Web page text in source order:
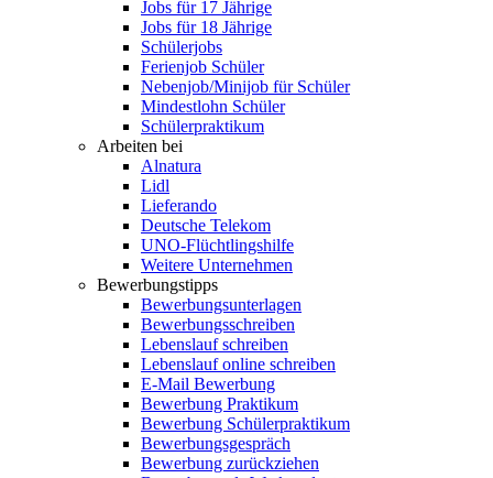
Jobs für 17 Jährige
Jobs für 18 Jährige
Schülerjobs
Ferienjob Schüler
Nebenjob/Minijob für Schüler
Mindestlohn Schüler
Schülerpraktikum
Arbeiten bei
Alnatura
Lidl
Lieferando
Deutsche Telekom
UNO-Flüchtlingshilfe
Weitere Unternehmen
Bewerbungstipps
Bewerbungsunterlagen
Bewerbungsschreiben
Lebenslauf schreiben
Lebenslauf online schreiben
E-Mail Bewerbung
Bewerbung Praktikum
Bewerbung Schülerpraktikum
Bewerbungsgespräch
Bewerbung zurückziehen